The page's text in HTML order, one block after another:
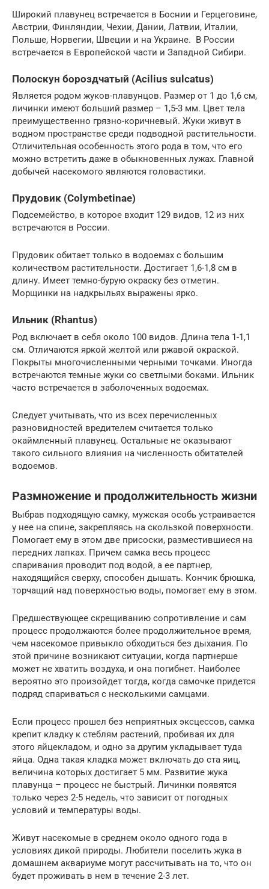
Широкий плавунец встречается в Боснии и Герцеговине,
Австрии, Финляндии, Чехии, Дании, Латвии, Италии,
Польше, Норвегии, Швеции и на Украине. В России
встречается в Европейской части и Западной Сибири.
Полоскун бороздчатый (Acilius sulcatus)
Является родом жуков-плавунцов. Размер от 1 до 1,6 см,
личинки имеют больший размер – 1,5-3 мм. Цвет тела
преимущественно грязно-коричневый. Жуки живут в
водном пространстве среди подводной растительности.
Отличительная особенность этого рода в том, что его
можно встретить даже в обыкновенных лужах. Главной
добычей насекомого являются головастики.
Прудовик (Colymbetinae)
Подсемейство, в которое входит 129 видов, 12 из них
встречаются в России.
Прудовик обитает только в водоемах с большим
количеством растительности. Достигает 1,6-1,8 см в
длину. Имеет темно-бурую окраску без отметин.
Морщинки на надкрыльях выражены ярко.
Ильник (Rhantus)
Род включает в себя около 100 видов. Длина тела 1-1,1
см. Отличаются яркой желтой или ржавой окраской.
Покрыты многочисленными черными точками. Иногда
встречаются темные жуки со светлыми боками. Ильник
часто встречается в заболоченных водоемах.
Следует учитывать, что из всех перечисленных
разновидностей вредителем считается только
окаймленный плавунец. Остальные не оказывают
такого сильного влияния на численность обитателей
водоемов.
Размножение и продолжительность жизни
Выбрав подходящую самку, мужская особь устраивается
у нее на спине, закрепляясь на скользкой поверхности.
Помогает ему в этом две присоски, разместившиеся на
передних лапках. Причем самка весь процесс
спаривания проводит под водой, а ее партнер,
находящийся сверху, способен дышать. Кончик брюшка,
торчащий над поверхностью воды, помогает ему в этом.
Предшествующее скрещиванию сопротивление и сам
процесс продолжаются более продолжительное время,
чем насекомое привыкло обходиться без дыхания. По
этой причине возникают ситуации, когда партнерше
может не хватить воздуха, и она погибнет. Наиболее
вероятно это произойдет тогда, когда самочке придется
подряд спариваться с несколькими самцами.
Если процесс прошел без неприятных эксцессов, самка
крепит кладку к стеблям растений, пробивая их для
этого яйцекладом, и одно за другим укладывает туда
яйца. Одна такая кладка может включать до ста яиц,
величина которых достигает 5 мм. Развитие жука
плавунца – процесс не быстрый. Личинки появятся
только через 2-5 недель, что зависит от погодных
условий и температуры воды.
Живут насекомые в среднем около одного года в
условиях дикой природы. Любители поселить жука в
домашнем аквариуме могут рассчитывать на то, что он
будет проживать в нем в течение 2-3 лет.